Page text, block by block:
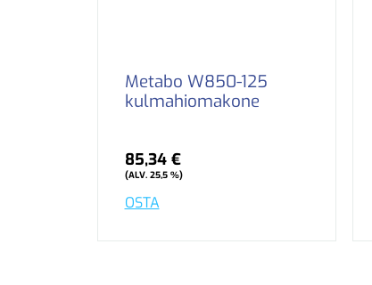
Metabo W850-125
kulmahiomakone
85,34 €
(ALV. 25,5 %)
OSTA